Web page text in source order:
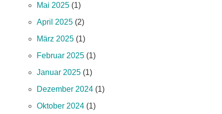
Mai 2025 (1)
April 2025 (2)
März 2025 (1)
Februar 2025 (1)
Januar 2025 (1)
Dezember 2024 (1)
Oktober 2024 (1)